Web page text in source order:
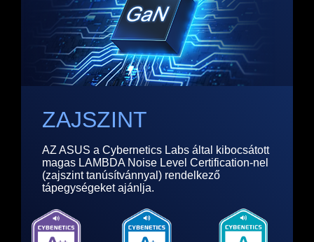
ZAJSZINT
AZ ASUS a Cybernetics Labs által kibocsátott
magas LAMBDA Noise Level Certification-nel
(zajszint tanúsítvánnyal) rendelkező
tápegységeket ajánlja.